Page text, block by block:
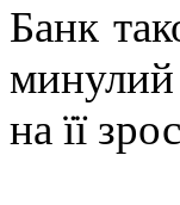
Банк
минулий
на її